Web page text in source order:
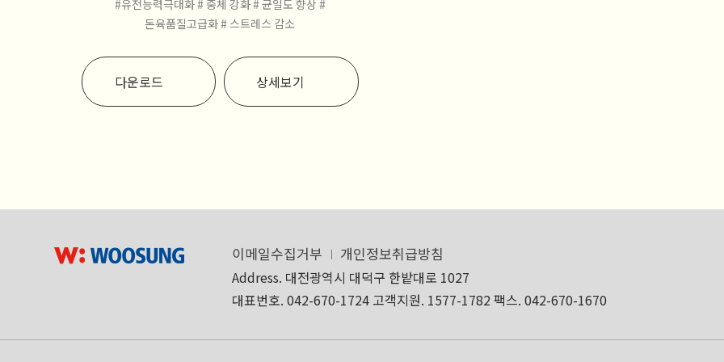
#유전능력극대화# 중체 강화# 균일도 향상 #
돈육품질고급화# 스트레스 감소
다운로드 상세보기
이메일수집거부 개인정보취급방침
Address. 대전광역시 대덕구 한밭대로 1027
대표번호. 042-670-1724 고객지원. 1577-1782팩스. 042-670-1670